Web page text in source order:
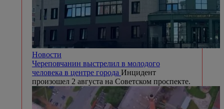
Новости
Череповчанин выстрелил в молодого
человека в центре города Инцидент
произошел 2 августа на Советском проспекте.